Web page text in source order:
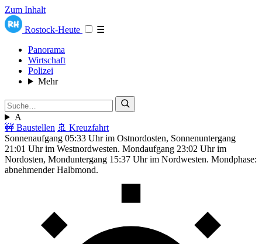
Zum Inhalt
Rostock-Heute
☰
Panorama
Wirtschaft
Polizei
Mehr
A
🚧 Baustellen 🚢 Kreuzfahrt
Sonnenaufgang 05:33 Uhr im Ostnordosten, Sonnenuntergang
21:01 Uhr im Westnordwesten. Mondaufgang 23:02 Uhr im
Nordosten, Monduntergang 15:37 Uhr im Nordwesten. Mondphase:
abnehmender Halbmond.